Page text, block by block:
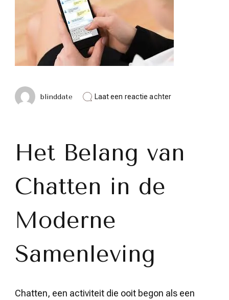
blinddate Laat een reactie achterop
in
de
Het Belang van
Chatten in de
Moderne
Samenleving
Chatten, een activiteit die ooit begon als een